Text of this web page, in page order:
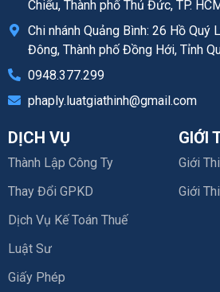
Chiểu, Thành phố Thủ Đức, TP.
Chi nhánh Quảng Bình: 26 Hồ Quý
Đông, Thành phố Đồng Hới, Tỉnh
0948.377.299
phaply.luatgiathinh@gmail.com
DỊCH VỤ
Thành Lập Công Ty
Thay Đổi GPKD
Dịch Vụ Kế Toán Thuế
Luật Sư
Giấy Phép
GIỚI
Giới
Giới